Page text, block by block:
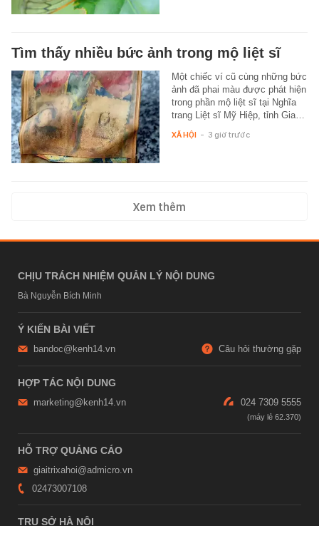
Tìm thấy nhiều bức ảnh trong mộ liệt sĩ
Một chiếc ví cũ cùng những bức
ảnh đã phai màu được phát hiện
trong phần mộ liệt sĩ tại Nghĩa
trang Liệt sĩ Mỹ Hiệp, tỉnh Gia…
XÃ HỘI - 3 giờ trước
Xem thêm
CHỊU TRÁCH NHIỆM QUẢN LÝ NỘI DUNG
Bà Nguyễn Bích Minh
Ý KIẾN BÀI VIẾT
bandoc@kenh14.vn Câu hỏi thường gặp
HỢP TÁC NỘI DUNG
marketing@kenh14.vn 024 7309 5555
HỖ TRỢ QUẢNG CÁO
giaitrixahoi@admicro.vn
02473007108
TRỤ SỞ HÀ NỘI